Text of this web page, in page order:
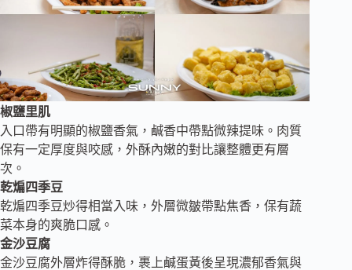
椒鹽里肌
入口帶有明顯的椒鹽香氣，鹹香中帶點微辣提味。肉質
保有一定厚度與咬感，外酥內嫩的對比讓整體更有層
次。
乾煸四季豆
乾煸四季豆炒得相當入味，外層微皺帶點焦香，保有蔬
菜本身的爽脆口感。
金沙豆腐
金沙豆腐外層炸得酥脆，裹上鹹蛋黃後呈現濃郁香氣與